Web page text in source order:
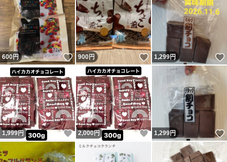
600円 いいね！
900円 いいね！
1,299円
1,999円 いいね！
2,000円 いいね！
1,299円